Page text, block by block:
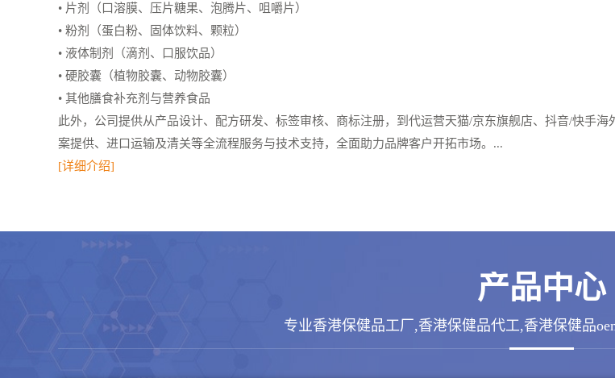
• 片剂（口溶膜、压片糖果、泡腾片、咀嚼片）
• 粉剂（蛋白粉、固体饮料、颗粒）
• 液体制剂（滴剂、口服饮品）
• 硬胶囊（植物胶囊、动物胶囊）
• 其他膳食补充剂与营养食品
此外，公司提供从产品设计、配方研发、标签审核、商标注册，到代运营天猫/京东旗舰店、抖音/快手海
案提供、进口运输及清关等全流程服务与技术支持，全面助力品牌客户开拓市场。...
[详细介绍]
产品中心
专业香港保健品工厂,香港保健品代工,香港保健品